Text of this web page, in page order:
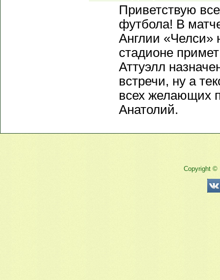
Приветствую
футбола! В
Англии
стадионе
Аттуэлл
встречи, ну а
всех желающих
Анатолий.
Copyright ©